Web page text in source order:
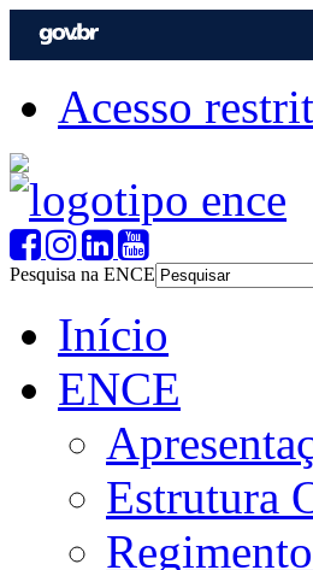
Acesso
Pesquisa na ENCE
Início
ENCE
Estrutura